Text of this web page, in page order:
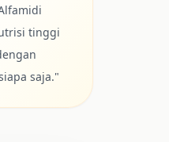
tinggi
saja."